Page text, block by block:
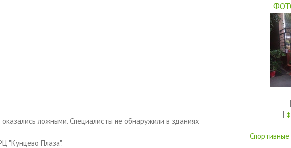
ложными. Специалисты не обнаружили в зданиях
"Кунцево Плаза".
|
|